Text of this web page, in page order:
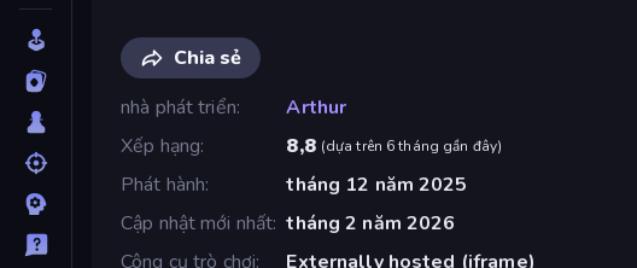
Chia sẻ
nhà phát triển
Arthur
Xếp hạng
8,8 (dựa trên 6 tháng gần đây)
Phát hành
tháng 12 năm 2025
Cập nhật mới nhất tháng 2 năm 2026
Công cụ trò chơi
Externally hosted (iframe)